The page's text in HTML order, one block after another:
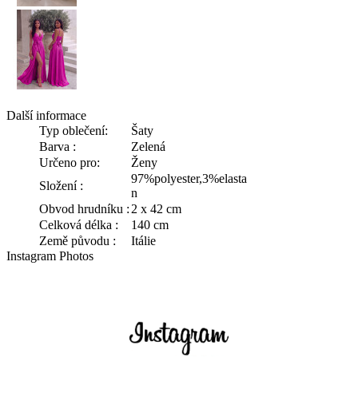
Další informace
Typ oblečení:
Šaty
Barva :
Zelená
Určeno pro:
Ženy
Složení :
97%polyester,3%elasta
n
Obvod hrudníku : 2 x 42 cm
Celková délka :
140 cm
Země původu :
Itálie
Instagram Photos